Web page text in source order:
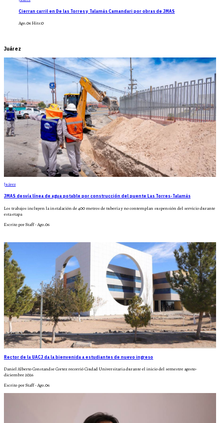
Cierran carril en De las Torres y Talamás Camandari por obras de JMAS
Ago.06Hits:0
Juárez
Juárez
JMAS desvía línea de agua potable por construcción del puente Las Torres-Talamás
Los trabajos incluyen la instalación de 400 metros de tubería y no contemplan suspensión del servicio durante
esta etapa
Escrito por Staff - Ago.06
Rector de la UACJ da la bienvenida a estudiantes de nuevo ingreso
Daniel Alberto Constandse Cortez recorrió Ciudad Universitaria durante el inicio del semestre agosto-
diciembre 2026
Escrito por Staff - Ago.06